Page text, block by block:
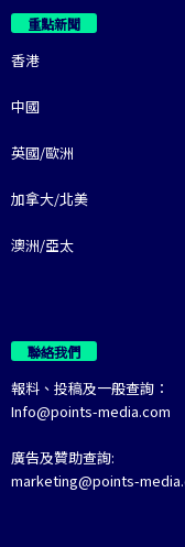
重點新聞
香港
中國
英國/歐洲
加拿大/北美
澳洲/亞太
聯絡我們
報料、投稿及一般查詢：
Info@points-media.com
廣告及贊助查詢:
marketing@points-